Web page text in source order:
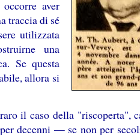
aver
traccia di sé
utilizzata
una
Se questa
allora si
il caso della "riscoperta",
decenni — se non per